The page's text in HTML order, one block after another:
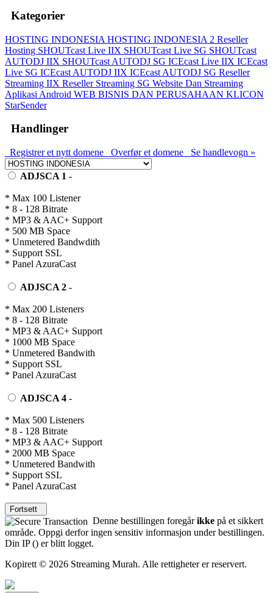
Kategorier
HOSTING INDONESIA HOSTING INDONESIA 2 Reseller
Hosting SHOUTcast Live IIX SHOUTcast Live SG SHOUTcast
AUTODJ IIX SHOUTcast AUTODJ SG ICEcast Live IIX ICEcast
Live SG ICEcast AUTODJ IIX ICEcast AUTODJ SG Reseller
Streaming IIX Reseller Streaming SG Website Dan Streaming
Aplikasi Android WEB BISNIS DAN PERUSAHAAN KLICON
StarSender
Handlinger
Registrer et nytt domene Overfør et domene Se handlevogn »
ADJSCA 1 -
* Max 100 Listener
* 8 - 128 Bitrate
* MP3 & AAC+ Support
* 500 MB Space
* Unmetered Bandwdith
* Support SSL
* Panel AzuraCast
ADJSCA 2 -
* Max 200 Listeners
* 8 - 128 Bitrate
* MP3 & AAC+ Support
* 1000 MB Space
* Unmetered Bandwith
* Support SSL
* Panel AzuraCast
ADJSCA 4 -
* Max 500 Listeners
* 8 - 128 Bitrate
* MP3 & AAC+ Support
* 2000 MB Space
* Unmetered Bandwith
* Support SSL
* Panel AzuraCast
Fortsett
Denne bestillingen foregårikke på et sikkert
område. Oppgi derfor ingen sensitiv informasjon under bestillingen.
Din IP () er blitt logget.
Kopirett © 2026 Streaming Murah. Alle rettigheter er reservert.